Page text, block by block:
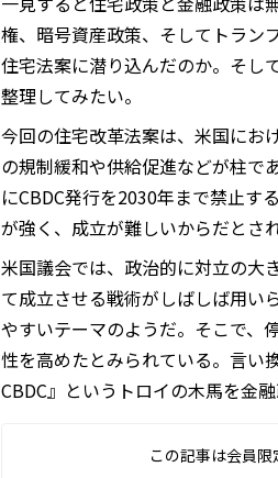
権、暗号資産政策、そしてトラン
住宅法案に潜り込んだのか。そし
整理してみたい。
今回の住宅改革法案は、米国にお
の規制緩和や供給促進などが柱で
にCBDC発行を2030年まで禁止す
が強く、成立が難しいからだとさ
米国議会では、政治的に対立の大
て成立させる戦術がしばしば用い
やすいテーマのようだ。そこで、
性を高めたとみられている。言い
CBDC』というトロイの木馬を金
この記事は会員限